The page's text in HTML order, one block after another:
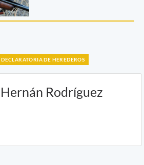
DECLARATORIA DE HEREDEROS
Hernán Rodríguez